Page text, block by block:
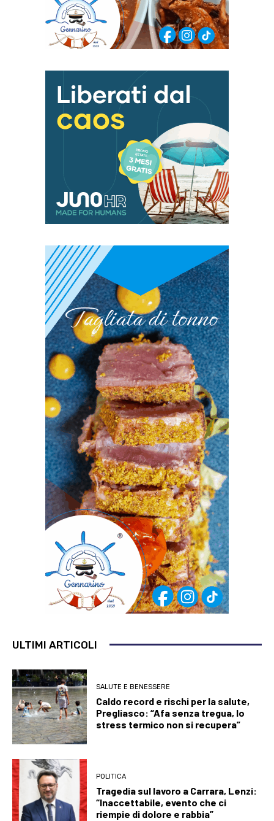
ULTIMI ARTICOLI
SALUTE E BENESSERE
Caldo record e rischi per la salute,
Pregliasco: “Afa senza tregua, lo
stress termico non si recupera”
POLITICA
Tragedia sul lavoro a Carrara, Lenzi:
“Inaccettabile, evento che ci
riempie di dolore e rabbia”